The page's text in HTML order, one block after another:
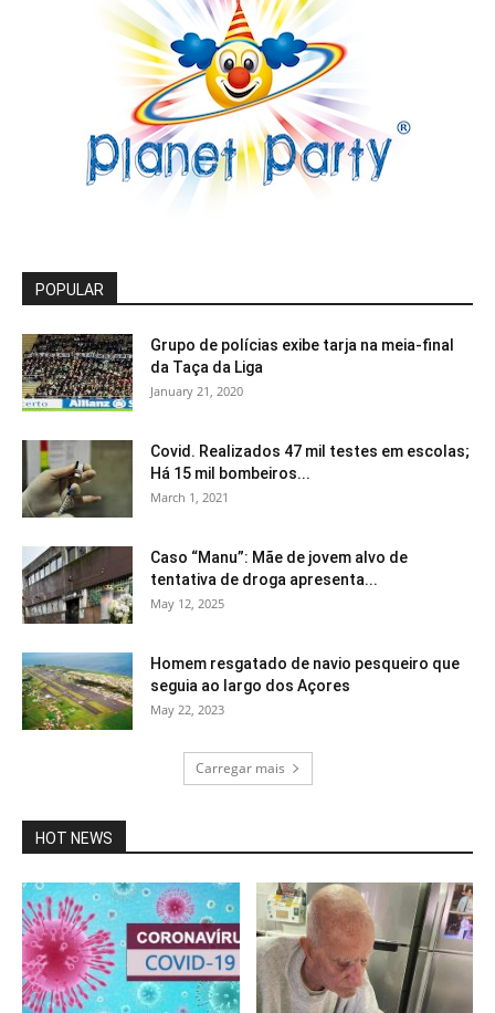
POPULAR
Grupo de polícias exibe tarja na meia-final
da Taça da Liga
January 21, 2020
Covid. Realizados 47 mil testes em escolas;
Há 15 mil bombeiros...
March 1, 2021
Caso “Manu”: Mãe de jovem alvo de
tentativa de droga apresenta...
May 12, 2025
Homem resgatado de navio pesqueiro que
seguia ao largo dos Açores
May 22, 2023
Carregar mais
HOT NEWS